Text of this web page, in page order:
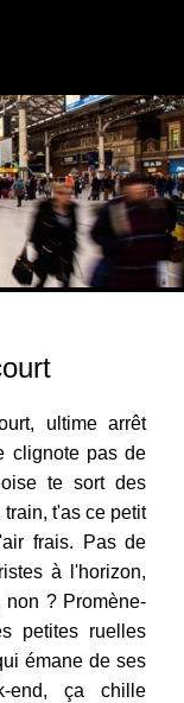
ultime arrêt
clignote pas de
te sort des
t'as ce petit
frais. Pas de
à l'horizon,
non ? Promène-
petites ruelles
émane de ses
end, ça chille